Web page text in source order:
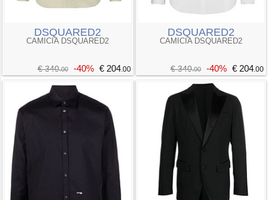
DSQUARED2
CAMICIA DSQUARED2
€ 340.00 -40% € 204.00
DSQUARED2
CAMICIA DSQUARED2
€ 340.00 -40% € 204.00